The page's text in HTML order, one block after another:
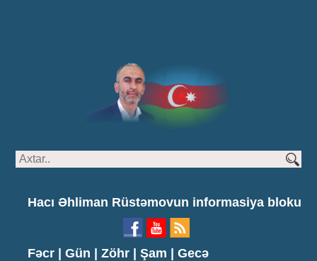
Hacı Əhliman Rüstəmovun informasiya bloku
Fəcr | Gün | Zöhr | Şam | Gecə